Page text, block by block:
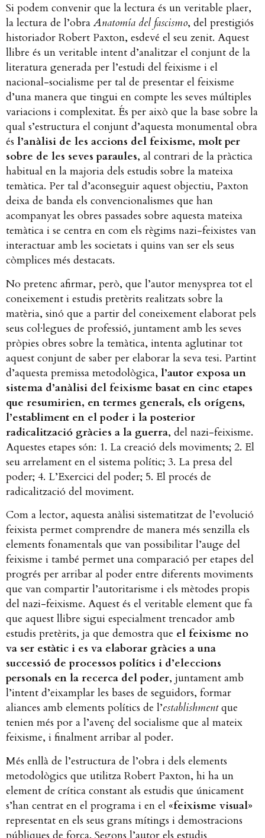
Si podem convenir que la lectura és un veritable plaer,
la lectura de l’obra Anatomía del fascismo, del prestigiós
historiador Robert Paxton, esdevé el seu zenit. Aquest
llibre és un veritable intent d’analitzar el conjunt de la
literatura generada per l’estudi del feixisme i el
nacional-socialisme per tal de presentar el feixisme
d’una manera que tingui en compte les seves múltiples
variacions i complexitat. És per això que la base sobre la
qual s’estructura el conjunt d’aquesta monumental obra
és l’anàlisi de les accions del feixisme, molt per
sobre de les seves paraules, al contrari de la pràctica
habitual en la majoria dels estudis sobre la mateixa
temàtica. Per tal d’aconseguir aquest objectiu, Paxton
deixa de banda els convencionalismes que han
acompanyat les obres passades sobre aquesta mateixa
temàtica i se centra en com els règims nazi-feixistes van
interactuar amb les societats i quins van ser els seus
còmplices més destacats.
No pretenc afirmar, però, que l’autor menysprea tot el
coneixement i estudis pretèrits realitzats sobre la
matèria, sinó que a partir del coneixement elaborat pels
seus col·legues de professió, juntament amb les seves
pròpies obres sobre la temàtica, intenta aglutinar tot
aquest conjunt de saber per elaborar la seva tesi. Partint
d’aquesta premissa metodològica, l’autor exposa un
sistema d’anàlisi del feixisme basat en cinc etapes
que resumirien, en termes generals, els orígens,
l’establiment en el poder i la posterior
radicalització gràcies a la guerra, del nazi-feixisme.
Aquestes etapes són: 1. La creació dels moviments; 2. El
seu arrelament en el sistema polític; 3. La presa del
poder; 4. L’Exercici del poder; 5. El procés de
radicalització del moviment.
Com a lector, aquesta anàlisi sistematitzat de l’evolució
feixista permet comprendre de manera més senzilla els
elements fonamentals que van possibilitar l’auge del
feixisme i també permet una comparació per etapes del
progrés per arribar al poder entre diferents moviments
que van compartir l’autoritarisme i els mètodes propis
del nazi-feixisme. Aquest és el veritable element que fa
que aquest llibre sigui especialment trencador amb
estudis pretèrits, ja que demostra que el feixisme no
va ser estàtic i es va elaborar gràcies a una
successió de processos polítics i d’eleccions
personals en la recerca del poder, juntament amb
l’intent d’eixamplar les bases de seguidors, formar
aliances amb elements polítics de l’establishmentque
tenien més por a l’avenç del socialisme que al mateix
feixisme, i finalment arribar al poder.
Més enllà de l’estructura de l’obra i dels elements
metodològics que utilitza Robert Paxton, hi ha un
element de crítica constant als estudis que únicament
s’han centrat en el programa i en el «feixisme visual»
representat en els seus grans mítings i demostracions